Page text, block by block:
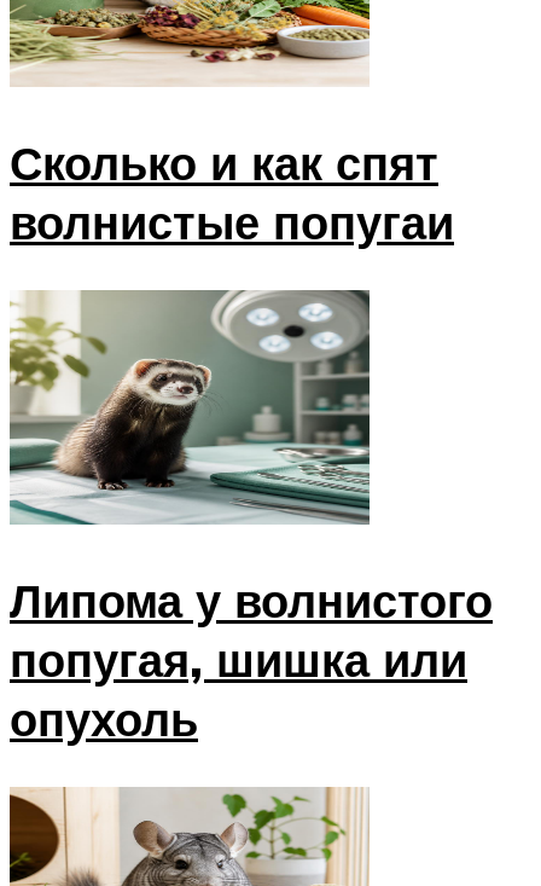
Сколько и как спят
волнистые попугаи
Липома у волнистого
попугая, шишка или
опухоль